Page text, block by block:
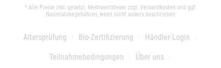
* Alle Preise inkl. gesetzl. Mehrwertsteuer zzgl. Versandkosten und ggf.
Nachnahmegebühren, wenn nicht anders beschrieben
Altersprüfung Bio-Zertifizierung Händler-Login
Teilnahmebedingungen Über uns